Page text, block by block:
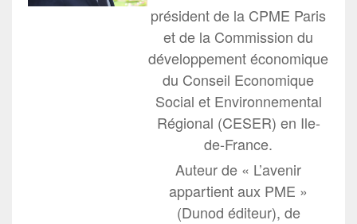
président de la CPME Paris
et de la Commission du
développement économique
du Conseil Economique
Social et Environnemental
Régional (CESER) en Ile-
de-France.
Auteur de « L’avenir
appartient aux PME »
(Dunod éditeur), de